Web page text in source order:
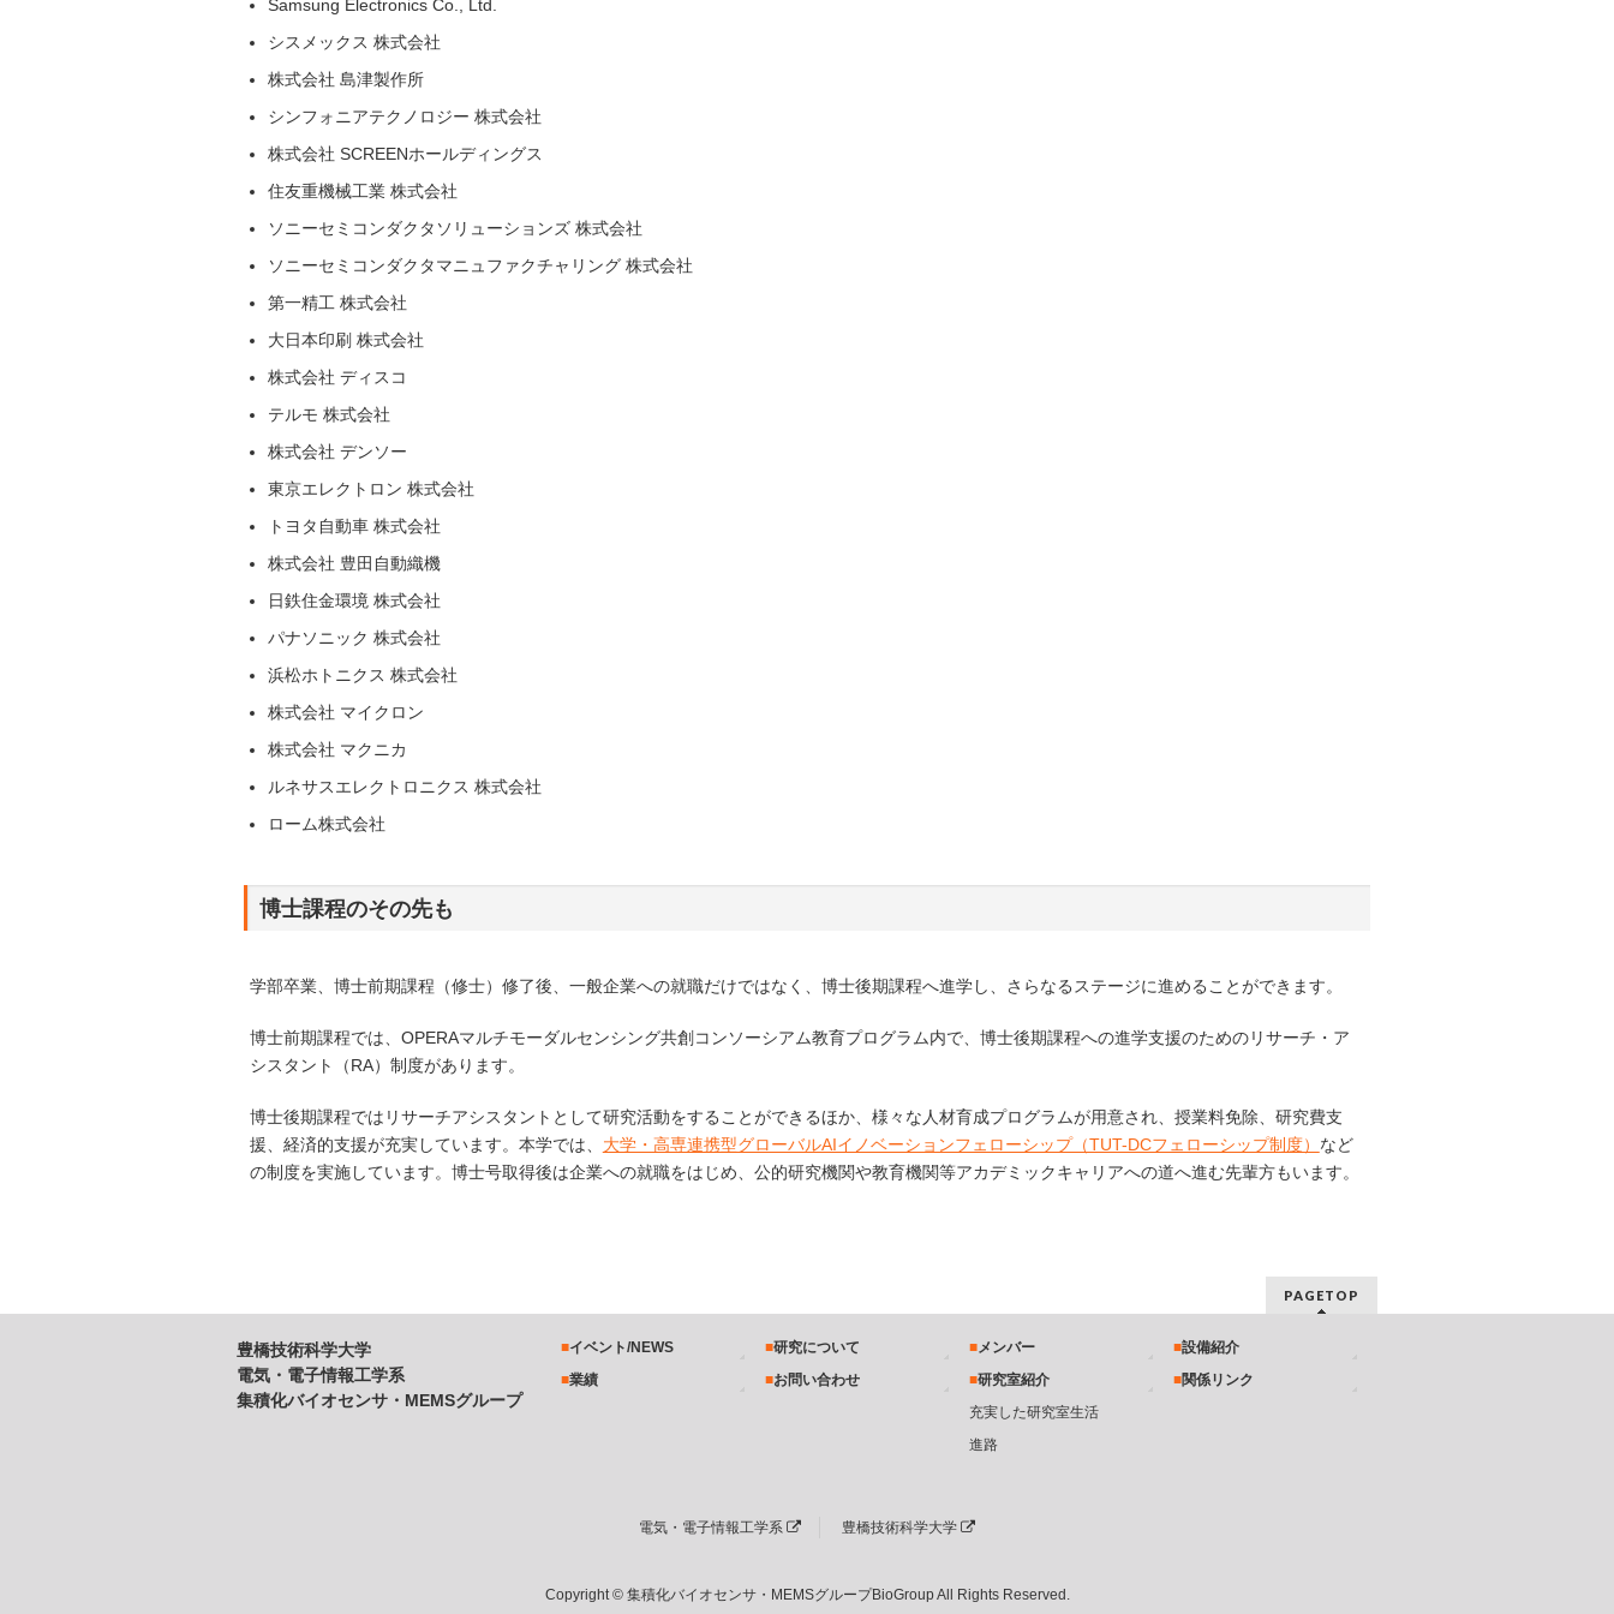
Samsung Electronics Co., Ltd.
シスメックス 株式会社
株式会社 島津製作所
シンフォニアテクノロジー 株式会社
株式会社 SCREENホールディングス
住友重機械工業 株式会社
ソニーセミコンダクタソリューションズ 株式会社
ソニーセミコンダクタマニュファクチャリング 株式会社
第一精工 株式会社
大日本印刷 株式会社
株式会社 ディスコ
テルモ 株式会社
株式会社 デンソー
東京エレクトロン 株式会社
トヨタ自動車 株式会社
株式会社 豊田自動織機
日鉄住金環境 株式会社
パナソニック 株式会社
浜松ホトニクス 株式会社
株式会社 マイクロン
株式会社 マクニカ
ルネサスエレクトロニクス 株式会社
ローム株式会社
博士課程のその先も
学部卒業、博士前期課程（修士）修了後、一般企業への就職だけではなく、博士後期課程へ進学し、さらなるステージに進めることができます。
博士前期課程では、OPERAマルチモーダルセンシング共創コンソーシアム教育プログラム内で、博士後期課程への進学支援のためのリサーチ・ア
シスタント（RA）制度があります。
博士後期課程ではリサーチアシスタントとして研究活動をすることができるほか、様々な人材育成プログラムが用意され、授業料免除、研究費支
援、経済的支援が充実しています。本学では、 大学・高専連携型グローバルAIイノベーションフェローシップ（TUT-DCフェローシップ制度） など
の制度を実施しています。博士号取得後は企業への就職をはじめ、公的研究機関や教育機関等アカデミックキャリアへの道へ進む先輩方もいます。
PAGETOP
豊橋技術科学大学
電気・電子情報工学系
集積化バイオセンサ・MEMSグループ
イベント/NEWS 研究について メンバー
設備紹介
業績
お問い合わせ
研究室紹介
充実した研究室生活
進路
関係リンク
電気・電子情報工学系 豊橋技術科学大学
Copyright © 集積化バイオセンサ・MEMSグループBioGroup All Rights Reserved.